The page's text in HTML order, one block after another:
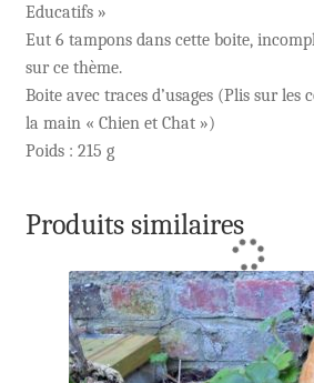
Educatifs »
Eut 6 tampons dans cette boite,
sur ce thème.
Boite avec traces d’usages (Plis sur les
la main « Chien et Chat »)
Poids : 215 g
Produits similaires